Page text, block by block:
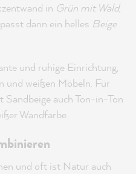
in Grün mit Wald,
dann ein helles Beige
und ruhige Einrichtung,
und weißen Möbeln. Für
auch Ton-in-Ton
Wandfarbe.
und oft ist Natur auch